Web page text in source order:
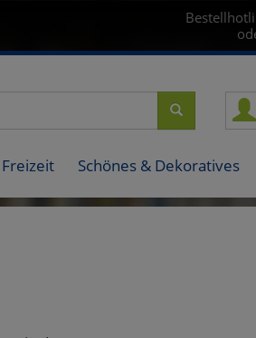
Schönes & Dekoratives